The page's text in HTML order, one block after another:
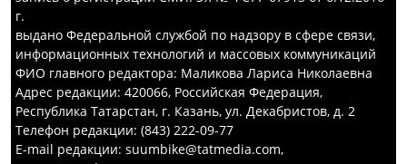
г.
выдано Федеральной службой по надзору в сфере связи,
информационных технологий и массовых коммуникаций
ФИО главного редактора: Маликова Лариса Николаевна
Адрес редакции: 420066, Российская Федерация,
Республика Татарстан, г. Казань, ул. Декабристов, д. 2
Телефон редакции: (843) 222-09-77
E-mail редакции: suumbike@tatmedia.com,